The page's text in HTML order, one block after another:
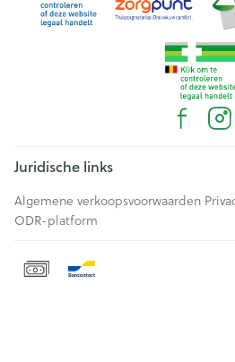
Juridische links
Algemene verkoopsvoorwaarden
ODR-platform